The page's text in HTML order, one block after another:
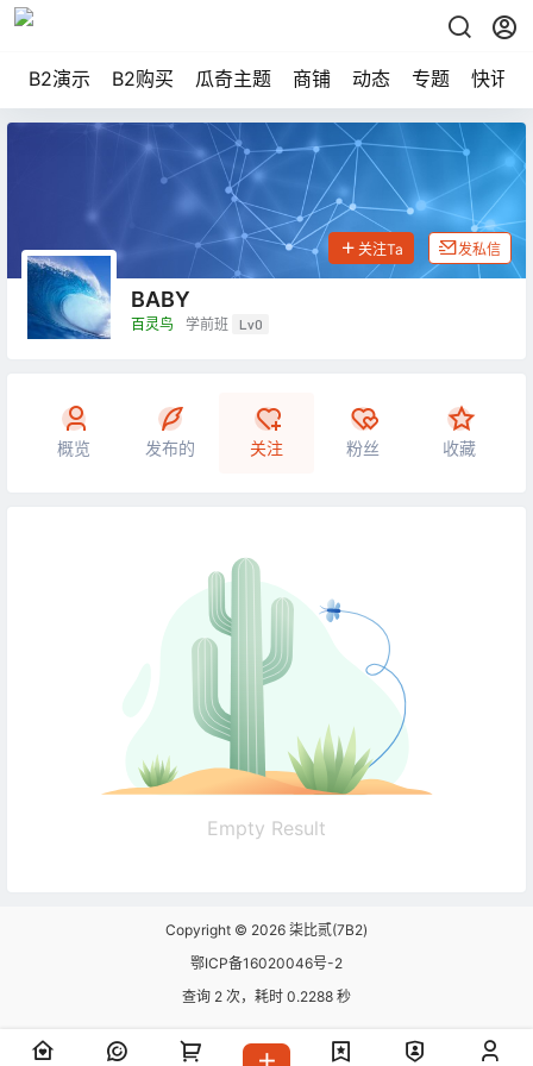
B2演示 B2购买 瓜奇主题 商铺 动态 专题 快讯
BABY
百灵鸟 学前班 Lv0
关注Ta 发私信
概览 发布的 关注 粉丝 收藏
Empty Result
Copyright © 2026 柒比贰(7B2)
鄂ICP备16020046号-2
查询 2 次，耗时 0.2288 秒